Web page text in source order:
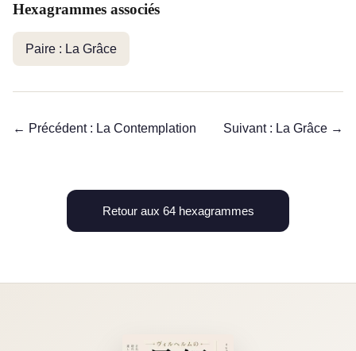
Hexagrammes associés
Paire : La Grâce
← Précédent : La Contemplation Suivant : La Grâce →
Retour aux 64 hexagrammes